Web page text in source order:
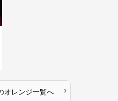
オレンジ一覧へ ›